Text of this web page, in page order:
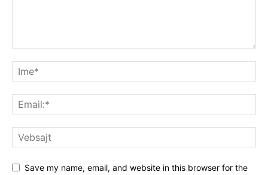
Save my name, email, and website in this browser for the